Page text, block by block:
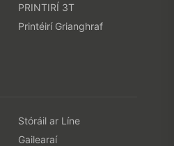
PRINTIRÍ 3T
Printéirí Grianghraf
Stóráil ar Líne
Gailearaí